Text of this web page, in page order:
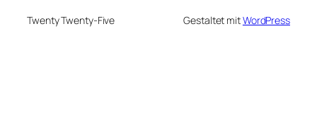
Twenty Twenty-Five Gestaltet mitWordPress